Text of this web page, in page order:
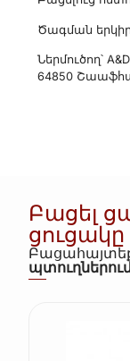
Ծագման
Ներմուծող՝
64850
Բացել
ցուցակը
Բացահայտեք